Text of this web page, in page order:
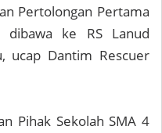
Pertolongan Pertama
dibawa ke RS Lanud
ucap Dantim Rescuer
Pihak Sekolah SMA 4